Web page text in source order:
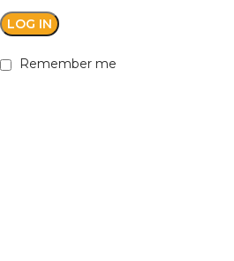
LOG IN
Remember me